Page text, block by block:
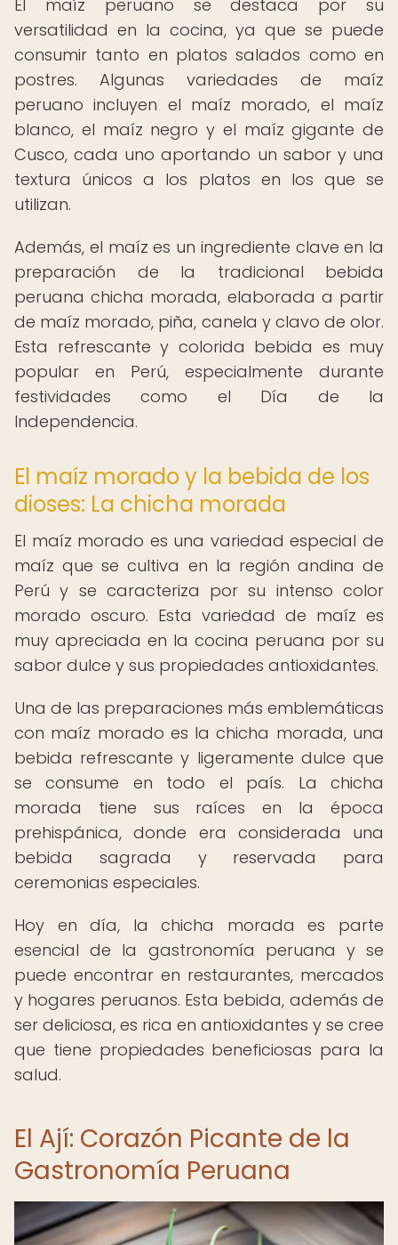
El maíz peruano se destaca por su
versatilidad en la cocina, ya que se puede
consumir tanto en platos salados como en
postres. Algunas variedades de maíz
peruano incluyen el maíz morado, el maíz
blanco, el maíz negro y el maíz gigante de
Cusco, cada uno aportando un sabor y una
textura únicos a los platos en los que se
utilizan.
Además, el maíz es un ingrediente clave en la
preparación de la tradicional bebida
peruana chicha morada, elaborada a partir
de maíz morado, piña, canela y clavo de olor.
Esta refrescante y colorida bebida es muy
popular en Perú, especialmente durante
festividades como el Día de la
Independencia.
El maíz morado y la bebida de los
dioses: La chicha morada
El maíz morado es una variedad especial de
maíz que se cultiva en la región andina de
Perú y se caracteriza por su intenso color
morado oscuro. Esta variedad de maíz es
muy apreciada en la cocina peruana por su
sabor dulce y sus propiedades antioxidantes.
Una de las preparaciones más emblemáticas
con maíz morado es la chicha morada, una
bebida refrescante y ligeramente dulce que
se consume en todo el país. La chicha
morada tiene sus raíces en la época
prehispánica, donde era considerada una
bebida sagrada y reservada para
ceremonias especiales.
Hoy en día, la chicha morada es parte
esencial de la gastronomía peruana y se
puede encontrar en restaurantes, mercados
y hogares peruanos. Esta bebida, además de
ser deliciosa, es rica en antioxidantes y se cree
que tiene propiedades beneficiosas para la
salud.
El Ají: Corazón Picante de la
Gastronomía Peruana